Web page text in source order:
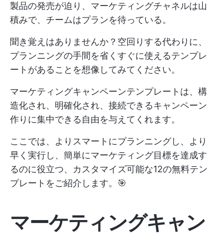
製品の発売が迫り、マーケティングチャネルは山
積みで、チームはプランを待っている。
聞き覚えはありませんか？空回りする代わりに、
プランニングの手間を省くすぐに使えるテンプレ
ートがあることを想像してみてください。
マーケティングキャンペーンテンプレートは、構
造化され、明確化され、接続できるキャンペーン
作りに集中できる自由を与えてくれます。
ここでは、よりスマートにプランニングし、より
早く実行し、簡単にマーケティング目標を達成す
るのに役立つ、カスタマイズ可能な12の無料テン
プレートをご紹介します。🎯
マーケティングキャン